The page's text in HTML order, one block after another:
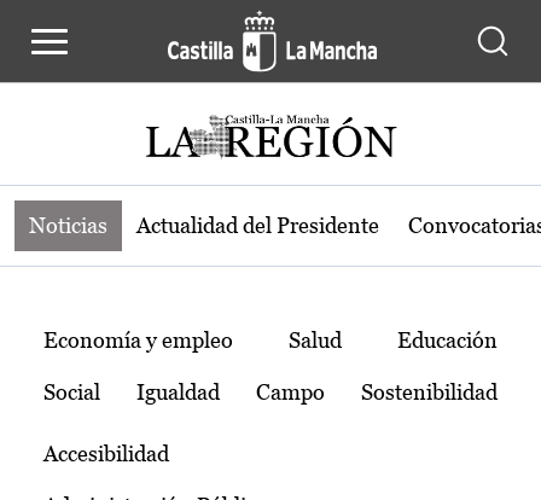
Noticias de la región de Castilla-La
Noticias Actualidad del Presidente
Temas
Economía y empleo Salud Educación
Social Igualdad Campo Sostenibilidad
Accesibilidad